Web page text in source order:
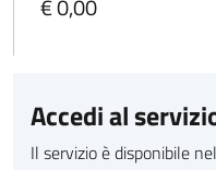
€ 0,00
Accedi al
Il servizio è disponibile